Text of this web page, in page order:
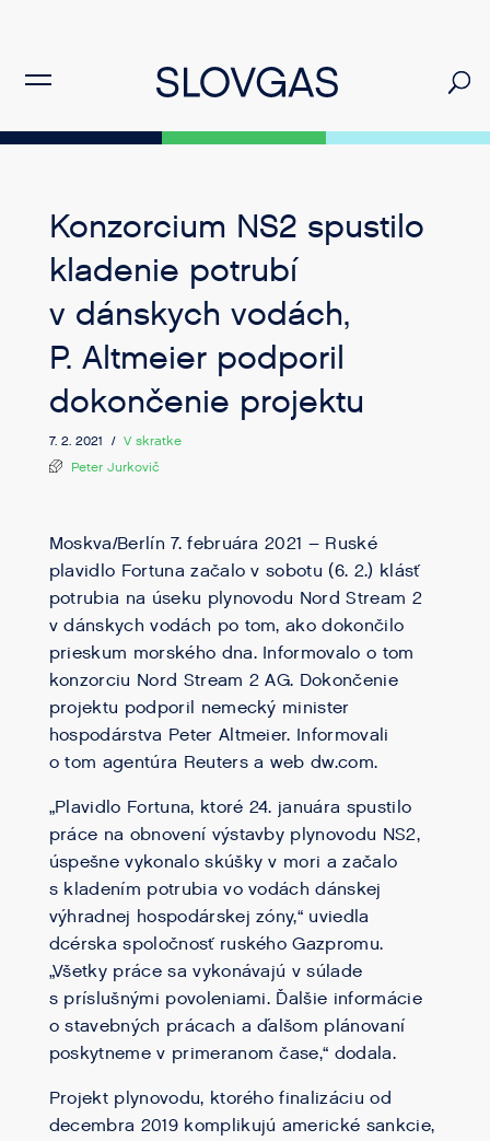
Konzorcium NS2 spustilo
kladenie potrubí
v dánskych vodách,
P. Altmeier podporil
dokončenie projektu
7. 2. 2021 / V skratke
Peter Jurkovič
Moskva/Berlín 7. februára 2021 – Ruské
plavidlo Fortuna začalo v sobotu (6. 2.) klásť
potrubia na úseku plynovodu Nord Stream 2
v dánskych vodách po tom, ako dokončilo
prieskum morského dna. Informovalo o tom
konzorciu Nord Stream 2 AG. Dokončenie
projektu podporil nemecký minister
hospodárstva Peter Altmeier. Informovali
o tom agentúra Reuters a web dw.com.
„Plavidlo Fortuna, ktoré 24. januára spustilo
práce na obnovení výstavby plynovodu NS2,
úspešne vykonalo skúšky v mori a začalo
s kladením potrubia vo vodách dánskej
výhradnej hospodárskej zóny,“ uviedla
dcérska spoločnosť ruského Gazpromu.
„Všetky práce sa vykonávajú v súlade
s príslušnými povoleniami. Ďalšie informácie
o stavebných prácach a ďalšom plánovaní
poskytneme v primeranom čase,“ dodala.
Projekt plynovodu, ktorého finalizáciu od
decembra 2019 komplikujú americké sankcie,